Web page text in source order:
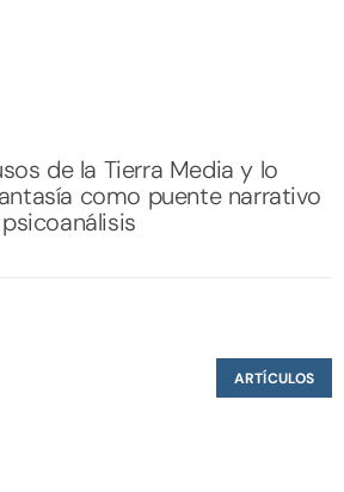
de la Tierra Media y lo
como puente narrativo
ARTÍCULOS